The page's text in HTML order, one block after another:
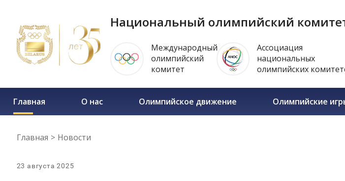
Национальный олимпийский
Международный
олимпийский
комитет
Ассоциация
национальных
олимпийских
Главная О нас Олимпийское движение Олимпийские
Главная > Новости
23 августа 2025